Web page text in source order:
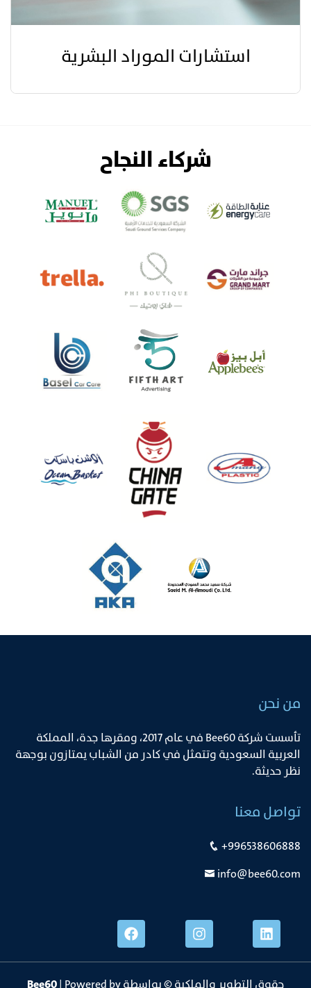
استشارات الموراد البشرية
شركاء النجاح
من نحن
ﺗﺄﺳﺴﺖ ﺷﺮﻛﺔ Bee60 ﻓﻲ ﻋﺎم 2017، وﻣﻘﺮﻫﺎ ﺟﺪة، اﻟﻤﻤﻠﻜﺔ
اﻟﻌﺮﺑﻴﺔ اﻟﺴﻌﻮدﻳﺔ وﺗﺘﻤﺜﻞ ﻓﻲ ﻛﺎدر ﻣﻦ اﻟﺸﺒﺎب ﻳﻤﺘﺎزون ﺑﻮﺟﻬﺔ
ﻧﻈﺮ ﺣﺪﻳﺜﺔ.
تواصل معنا
+996538606888
info@bee60.com
حقوق التطوير والملكية © بواسطة Bee60| Powered by